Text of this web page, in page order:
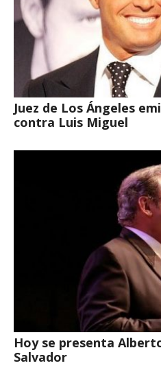
Juez de Los Ángeles
contra Luis Miguel
Hoy se presenta
Salvador